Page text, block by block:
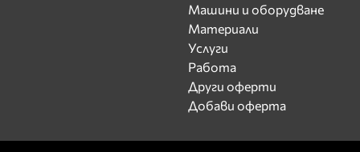
Машини и оборудване
Материали
Услуги
Работа
Други оферти
Добави оферта